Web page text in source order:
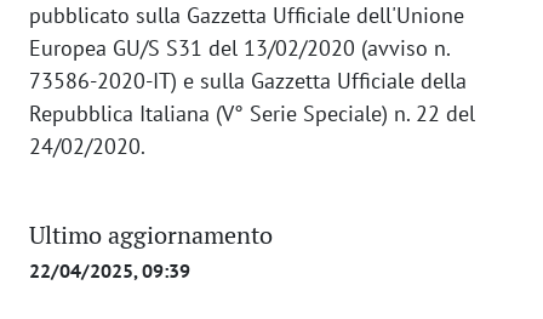
pubblicato sulla Gazzetta Ufficiale dell'Unione
Europea GU/S S31 del 13/02/2020 (avviso n.
73586-2020-IT) e sulla Gazzetta Ufficiale della
Repubblica Italiana (V° Serie Speciale) n. 22 del
24/02/2020.
Ultimo aggiornamento
22/04/2025, 09:39